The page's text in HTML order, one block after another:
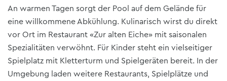
An warmen Tagen sorgt der Pool auf dem Gelände für
eine willkommene Abkühlung. Kulinarisch wirst du direkt
vor Ort im Restaurant «Zur alten Eiche» mit saisonalen
Spezialitäten verwöhnt. Für Kinder steht ein vielseitiger
Spielplatz mit Kletterturm und Spielgeräten bereit. In der
Umgebung laden weitere Restaurants, Spielplätze und